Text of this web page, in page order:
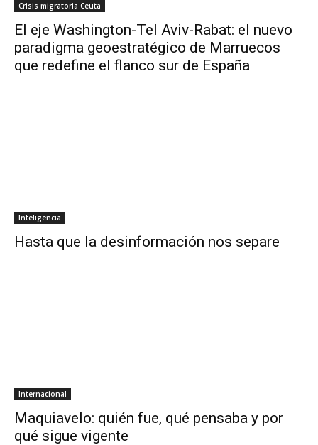
Crisis migratoria Ceuta
El eje Washington-Tel Aviv-Rabat: el nuevo
paradigma geoestratégico de Marruecos
que redefine el flanco sur de España
Inteligencia
Hasta que la desinformación nos separe
Internacional
Maquiavelo: quién fue, qué pensaba y por
qué sigue vigente